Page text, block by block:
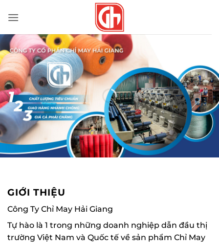
qua
dung
GIỚI THIỆU
Công Ty Chỉ May Hải Giang
Tự hào là 1 trong những doanh nghiệp dẫn đầu thị
trường Việt Nam và Quốc tế về sản phẩm Chỉ May